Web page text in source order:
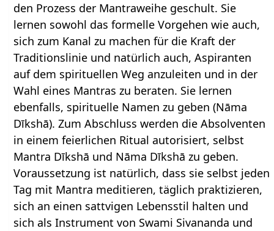
den Prozess der Mantraweihe geschult. Sie
lernen sowohl das formelle Vorgehen wie auch,
sich zum Kanal zu machen für die Kraft der
Traditionslinie und natürlich auch, Aspiranten
auf dem spirituellen Weg anzuleiten und in der
Wahl eines Mantras zu beraten. Sie lernen
ebenfalls, spirituelle Namen zu geben (Nāma
Dīkshā). Zum Abschluss werden die Absolventen
in einem feierlichen Ritual autorisiert, selbst
Mantra Dīkshā und Nāma Dīkshā zu geben.
Voraussetzung ist natürlich, dass sie selbst jeden
Tag mit Mantra meditieren, täglich praktizieren,
sich an einen sattvigen Lebensstil halten und
sich als Instrument von Swami Sivananda und